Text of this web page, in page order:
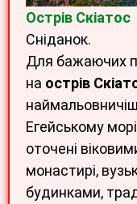
Острів Скіатос
Сніданок.
Для бажаючих
на острів
Егейському
оточені
монастирі,
будинками,